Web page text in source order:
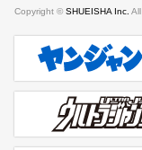
Copyright © SHUEISHA Inc.
ヤンジャンプラス
ウルトラジャンプ